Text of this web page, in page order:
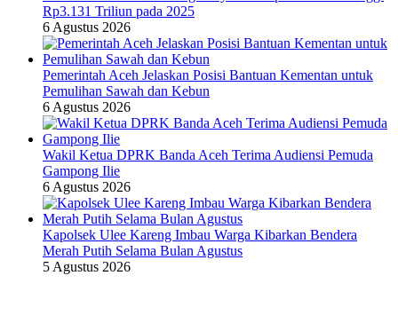
Rp3.131 Triliun pada 2025
6 Agustus 2026
Pemerintah Aceh Jelaskan Posisi Bantuan Kementan untuk
Pemulihan Sawah dan Kebun
6 Agustus 2026
Wakil Ketua DPRK Banda Aceh Terima Audiensi Pemuda
Gampong Ilie
6 Agustus 2026
Kapolsek Ulee Kareng Imbau Warga Kibarkan Bendera
Merah Putih Selama Bulan Agustus
5 Agustus 2026